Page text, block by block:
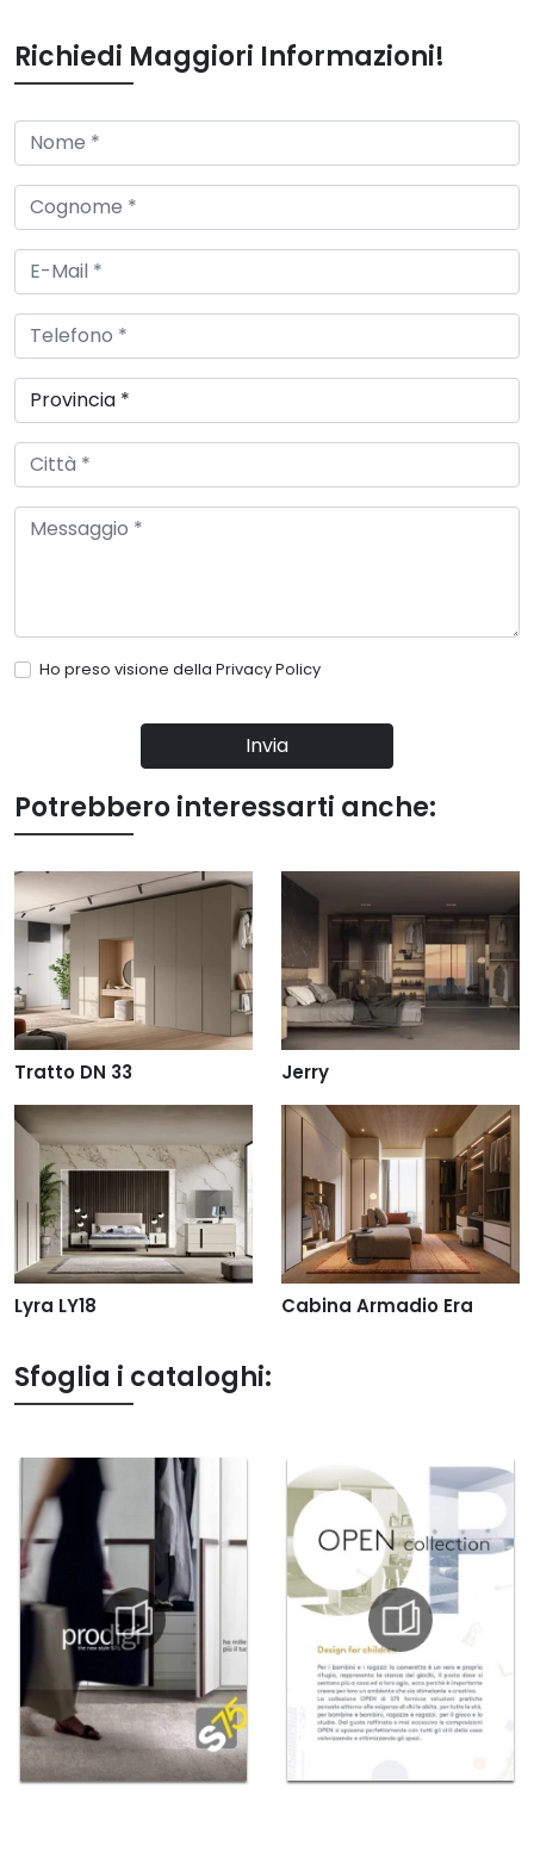
Richiedi Maggiori Informazioni!
Ho preso visione della Privacy Policy
Invia
Potrebbero interessarti anche:
Tratto DN 33 Jerry
Lyra LY18 Cabina Armadio Era
Sfoglia i cataloghi: